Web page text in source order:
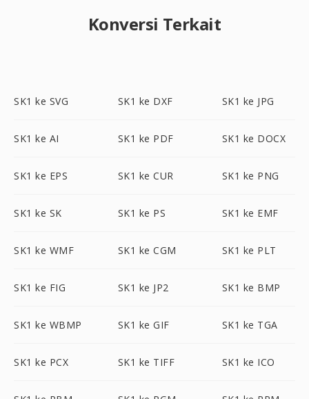
Konversi Terkait
SK1 ke SVG SK1 ke DXF SK1 ke JPG
SK1 ke AI SK1 ke PDF SK1 ke DOCX
SK1 ke EPS SK1 ke CUR SK1 ke PNG
SK1 ke SK SK1 ke PS SK1 ke EMF
SK1 ke WMF SK1 ke CGM SK1 ke PLT
SK1 ke FIG SK1 ke JP2 SK1 ke BMP
SK1 ke WBMP SK1 ke GIF SK1 ke TGA
SK1 ke PCX SK1 ke TIFF SK1 ke ICO